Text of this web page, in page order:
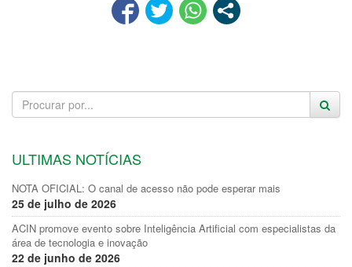
ULTIMAS NOTÍCIAS
NOTA OFICIAL: O canal de acesso não pode esperar mais
25 de julho de 2026
ACIN promove evento sobre Inteligência Artificial com especialistas da
área de tecnologia e inovação
22 de junho de 2026